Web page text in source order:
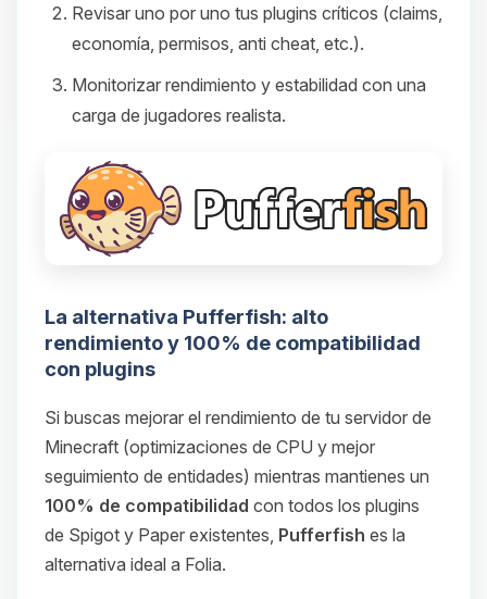
Revisar uno por uno tus plugins críticos (claims,
economía, permisos, anti cheat, etc.).
Monitorizar rendimiento y estabilidad con una
carga de jugadores realista.
La alternativa Pufferfish: alto
rendimiento y 100% de compatibilidad
con plugins
Si buscas mejorar el rendimiento de tu servidor de
Minecraft (optimizaciones de CPU y mejor
seguimiento de entidades) mientras mantienes un
100% de compatibilidad con todos los plugins
de Spigot y Paper existentes, Pufferfish es la
alternativa ideal a Folia.